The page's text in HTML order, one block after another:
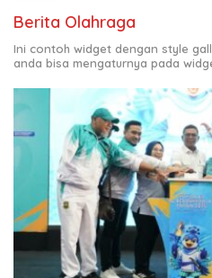
Berita Olahraga
Ini contoh widget dengan style
anda bisa mengaturnya pada